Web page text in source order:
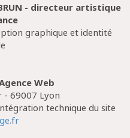
- directeur artistique
graphique et identité
Web
- 69007 Lyon
technique du site